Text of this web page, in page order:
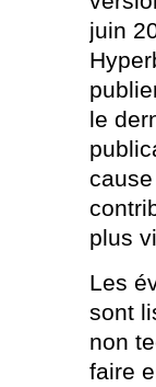
juin
le
plus
Les
sont
non
faire